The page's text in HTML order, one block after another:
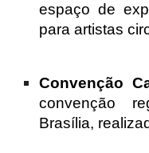
espaço de
para artistas
Convenção
convenção
Brasília,